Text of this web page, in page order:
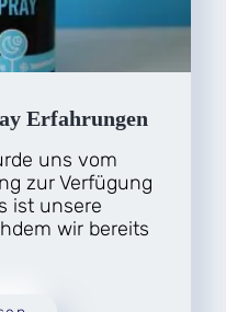
Erfahrungen
uns vom
zur Verfügung
ist unsere
wir bereits